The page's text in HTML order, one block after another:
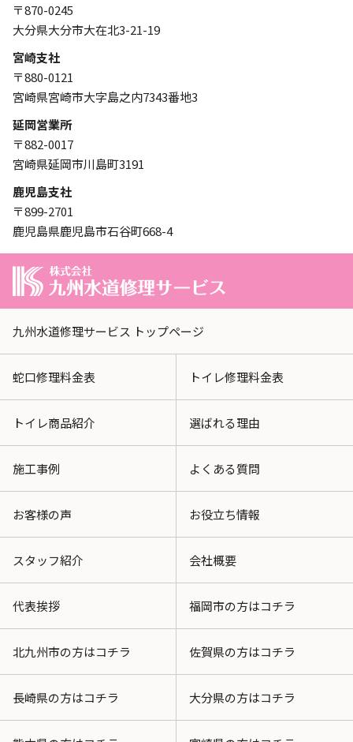
〒870-0245
大分県大分市大在北3-21-19
宮崎支社
〒880-0121
宮崎県宮崎市大字島之内7343番地3
延岡営業所
〒882-0017
宮崎県延岡市川島町3191
鹿児島支社
〒899-2701
鹿児島県鹿児島市石谷町668-4
九州水道修理サービス トップページ
蛇口修理料金表 トイレ修理料金表
トイレ商品紹介 選ばれる理由
施工事例 よくある質問
お客様の声 お役立ち情報
スタッフ紹介 会社概要
代表挨拶 福岡市の方はコチラ
北九州市の方はコチラ 佐賀県の方はコチラ
長崎県の方はコチラ 大分県の方はコチラ